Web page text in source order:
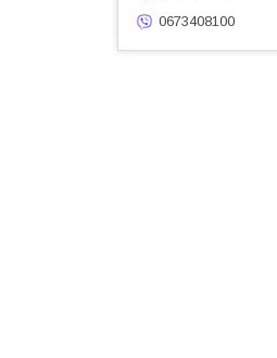
0673408100